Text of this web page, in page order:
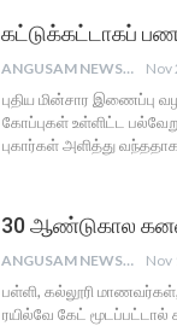
கட்டுக்கட்டாகப்
ANGUSAM NEWS Nov
புதிய மின்சார இணைப்பு
கோப்புகள் உள்ளிட்ட
புகார்கள் அளித்து வந்ததாக
30 ஆண்டுகால
ANGUSAM NEWS Nov
பள்ளி, கல்லூரி
ரயில்வே கேட்